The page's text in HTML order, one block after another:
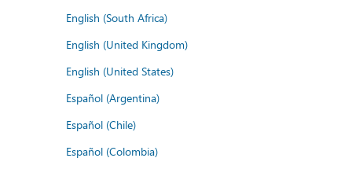
English (South Africa)
English (United Kingdom)
English (United States)
Español (Argentina)
Español (Chile)
Español (Colombia)